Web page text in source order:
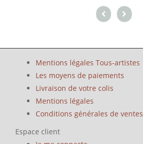
Mentions légales Tous-artistes
Les moyens de paiements
Livraison de votre colis
Mentions légales
Conditions générales de ventes
Espace client